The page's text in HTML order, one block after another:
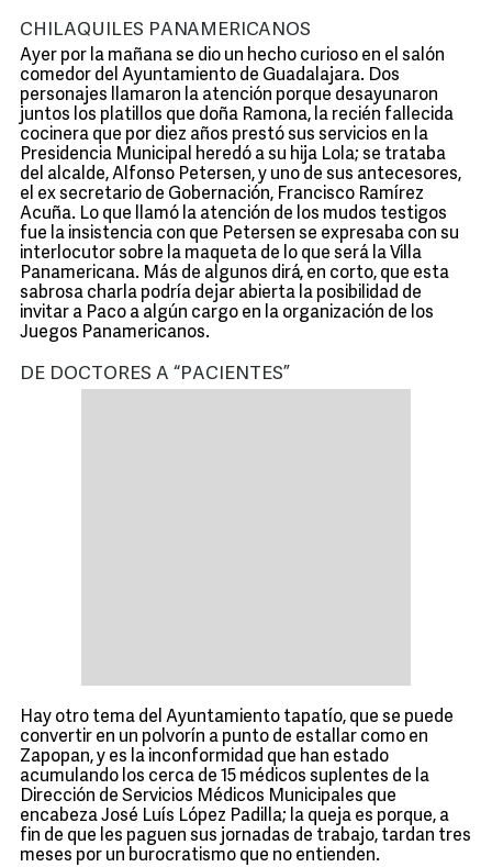
CHILAQUILES PANAMERICANOS
Ayer por la mañana se dio un hecho curioso en el salón
comedor del Ayuntamiento de Guadalajara. Dos
personajes llamaron la atención porque desayunaron
juntos los platillos que doña Ramona, la recién fallecida
cocinera que por diez años prestó sus servicios en la
Presidencia Municipal heredó a su hija Lola; se trataba
del alcalde, Alfonso Petersen, y uno de sus antecesores,
el ex secretario de Gobernación, Francisco Ramírez
Acuña. Lo que llamó la atención de los mudos testigos
fue la insistencia con que Petersen se expresaba con su
interlocutor sobre la maqueta de lo que será la Villa
Panamericana. Más de algunos dirá, en corto, que esta
sabrosa charla podría dejar abierta la posibilidad de
invitar a Paco a algún cargo en la organización de los
Juegos Panamericanos.
DE DOCTORES A “PACIENTES”
Hay otro tema del Ayuntamiento tapatío, que se puede
convertir en un polvorín a punto de estallar como en
Zapopan, y es la inconformidad que han estado
acumulando los cerca de 15 médicos suplentes de la
Dirección de Servicios Médicos Municipales que
encabeza José Luís López Padilla; la queja es porque, a
fin de que les paguen sus jornadas de trabajo, tardan tres
meses por un burocratismo que no entienden.